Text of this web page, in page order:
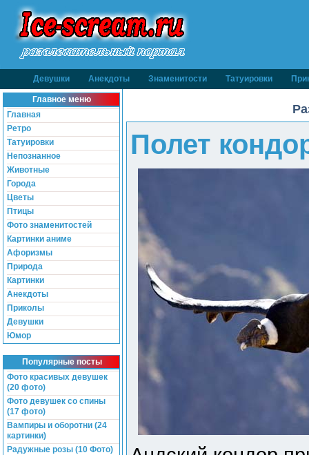
Девушки Анекдоты Знаменитости Татуировки
Главное меню
Главная
Ретро
Татуировки
Непознанное
Животные
Города
Цветы
Птицы
Фото знаменитостей
Картинки аниме
Афоризмы
Природа
Картинки
Анекдоты
Приколы
Девушки
Юмор
Популярные посты
Фото красивых девушек
(20 фото)
Фото девушек со спины
(17 фото)
Вампиры и оборотни (24
картинки)
Радужные розы (10 Фото)
Полет